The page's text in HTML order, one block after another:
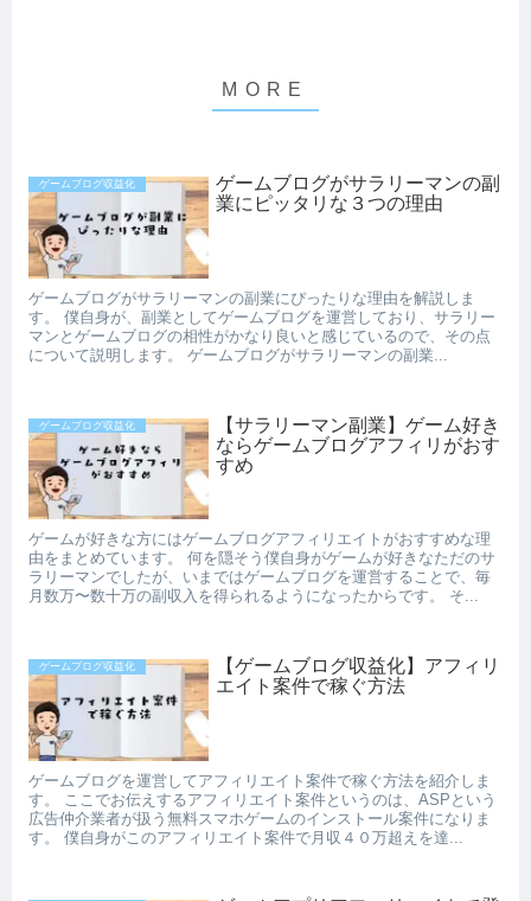
ゲームブログ収益化
ゲームブログがサラリーマンの副
業にピッタリな３つの理由
ゲームブログがサラリーマンの副業にぴったりな理由を解説しま
す。 僕自身が、副業としてゲームブログを運営しており、サラリー
マンとゲームブログの相性がかなり良いと感じているので、その点
について説明します。 ゲームブログがサラリーマンの副業...
ゲームブログ収益化
【サラリーマン副業】ゲーム好き
ならゲームブログアフィリがおす
すめ
ゲームが好きな方にはゲームブログアフィリエイトがおすすめな理
由をまとめています。 何を隠そう僕自身がゲームが好きなただのサ
ラリーマンでしたが、いまではゲームブログを運営することで、毎
月数万〜数十万の副収入を得られるようになったからです。 そ...
ゲームブログ収益化
【ゲームブログ収益化】アフィリ
エイト案件で稼ぐ方法
ゲームブログを運営してアフィリエイト案件で稼ぐ方法を紹介しま
す。 ここでお伝えするアフィリエイト案件というのは、ASPという
広告仲介業者が扱う無料スマホゲームのインストール案件になりま
す。 僕自身がこのアフィリエイト案件で月収４０万超えを達...